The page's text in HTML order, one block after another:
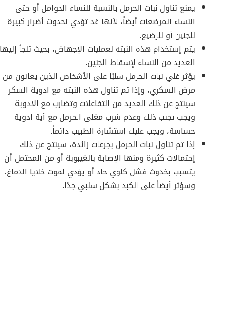
يمنع تناول نبات الحرمل بالنسبة للنساء الحوامل أو حتى
النساء المرضعات أيضاً، لأنها قد تؤدي لحدوث أضرار كبيرة
للجنين أو للرضيع.
يتم إستخدام هذه النبته لعمليات الإجهاض، بحيث تلجأ إليها
العديد من النساء لإسقاط الجنين.
يؤثر غلي نبات الحرمل سلبًا على الأشخاص الذين يعانون من
مرض السكري، وإذا تم تناول هذه النبته مع ادوية السكر
سينتج عن ذلك العديد من التفاعلات وتضارب مع الادوية
ويجب تجنب ذلك وعدم شرب مغلى الحرمل مع أية ادوية
حساسة، ويجب عليك إستشارة الطبيب دائماً.
إذا تم تناول نبات الحرمل بجرعات زائدة، سينتج عن ذلك
إحتمالات كثيرة ومنها الإصابة بالغيبوبة أو من المحتمل أن
يتسبب بخدوث فشل كلوي حاد أو يؤدي لموت خلايا الدماغ،
وسؤثر أيضاً على الكبد بشكل سلبي جدًا.